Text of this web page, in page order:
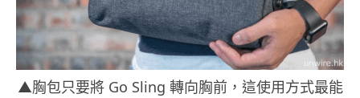
▲胸包只要將 Go Sling 轉向胸前，這使用方式最能